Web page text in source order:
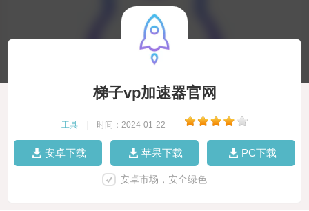
梯子vp加速器官网
工具 时间：2024-01-22
安卓下载 苹果下载 PC下载
安卓市场，安全绿色